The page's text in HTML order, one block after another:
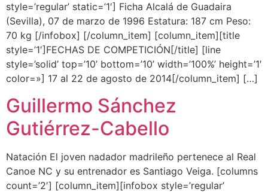
style=’regular’ static=’1′] Ficha Alcalá de Guadaira
(Sevilla), 07 de marzo de 1996 Estatura: 187 cm Peso:
70 kg [/infobox] [/column_item] [column_item][title
style=’1′]FECHAS DE COMPETICIÓN[/title] [line
style=’solid’ top=’10’ bottom=’10’ width=’100%’ height=’1′
color=»] 17 al 22 de agosto de 2014[/column_item] […]
Guillermo Sánchez
Gutiérrez-Cabello
Natación El joven nadador madrileño pertenece al Real
Canoe NC y su entrenador es Santiago Veiga. [columns
count=’2′] [column_item][infobox style=’regular’